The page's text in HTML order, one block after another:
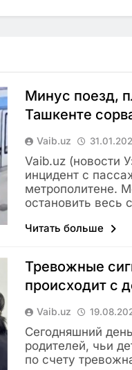
Минус поезд,
Ташкенте
Vaib.uz
Vaib.uz (новости
инцидент с
метрополитене.
остановить весь
Читать больше
Тревожные
происходит с
Vaib.uz
Сегодняшний
родителей, чьи
по счету